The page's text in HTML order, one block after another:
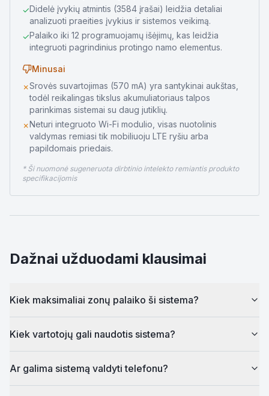
✓Didelė įvykių atmintis (3584 įrašai) leidžia detaliai
analizuoti praeities įvykius ir sistemos veikimą.
✓Palaiko iki 12 programuojamų išėjimų, kas leidžia
integruoti pagrindinius protingo namo elementus.
Minusai
✗Srovės suvartojimas (570 mA) yra santykinai aukštas,
todėl reikalingas tikslus akumuliatoriaus talpos
parinkimas sistemai su daug jutiklių.
✗Neturi integruoto Wi-Fi modulio, visas nuotolinis
valdymas remiasi tik mobiliuoju LTE ryšiu arba
papildomais priedais.
* Ši nuomonė sugeneruota dirbtinio intelekto remiantis produkto
specifikacijomis
Dažnai užduodami klausimai
Kiek maksimaliai zonų palaiko ši sistema?
Kiek vartotojų gali naudotis sistema?
Ar galima sistemą valdyti telefonu?